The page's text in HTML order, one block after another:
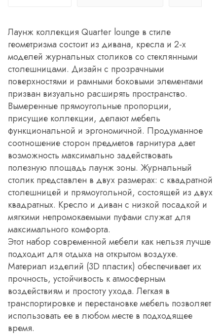
Лаунж коллекция Quarter lounge в стиле
геометризма состоит из дивана, кресла и 2-х
моделей журнальных столиков со стеклянными
столешницами. Дизайн с прозрачными
поверхностями и рамными боковыми элементами
призван визуально расширять пространство.
Вымеренные прямоугольные пропорции,
присущие коллекции, делают мебель
функциональной и эргономичной. Продуманное
соотношение сторон предметов гарнитура дает
возможность максимально задействовать
полезную площадь лаунж зоны. Журнальный
столик представлен в двух размерах: с квадратной
столешницей и прямоугольной, состоящей из двух
квадратных. Кресло и диван с низкой посадкой и
мягкими непромокаемыми пуфами служат для
максимального комфорта.
Этот набор современной мебели как нельзя лучше
подходит для отдыха на открытом воздухе.
Материал изделий (3D пластик) обеспечивает их
прочность, устойчивость к атмосферным
воздействиям и простоту ухода. Легкая в
транспортировке и перестановке мебель позволяет
использовать ее в любом месте в подходящее
время.